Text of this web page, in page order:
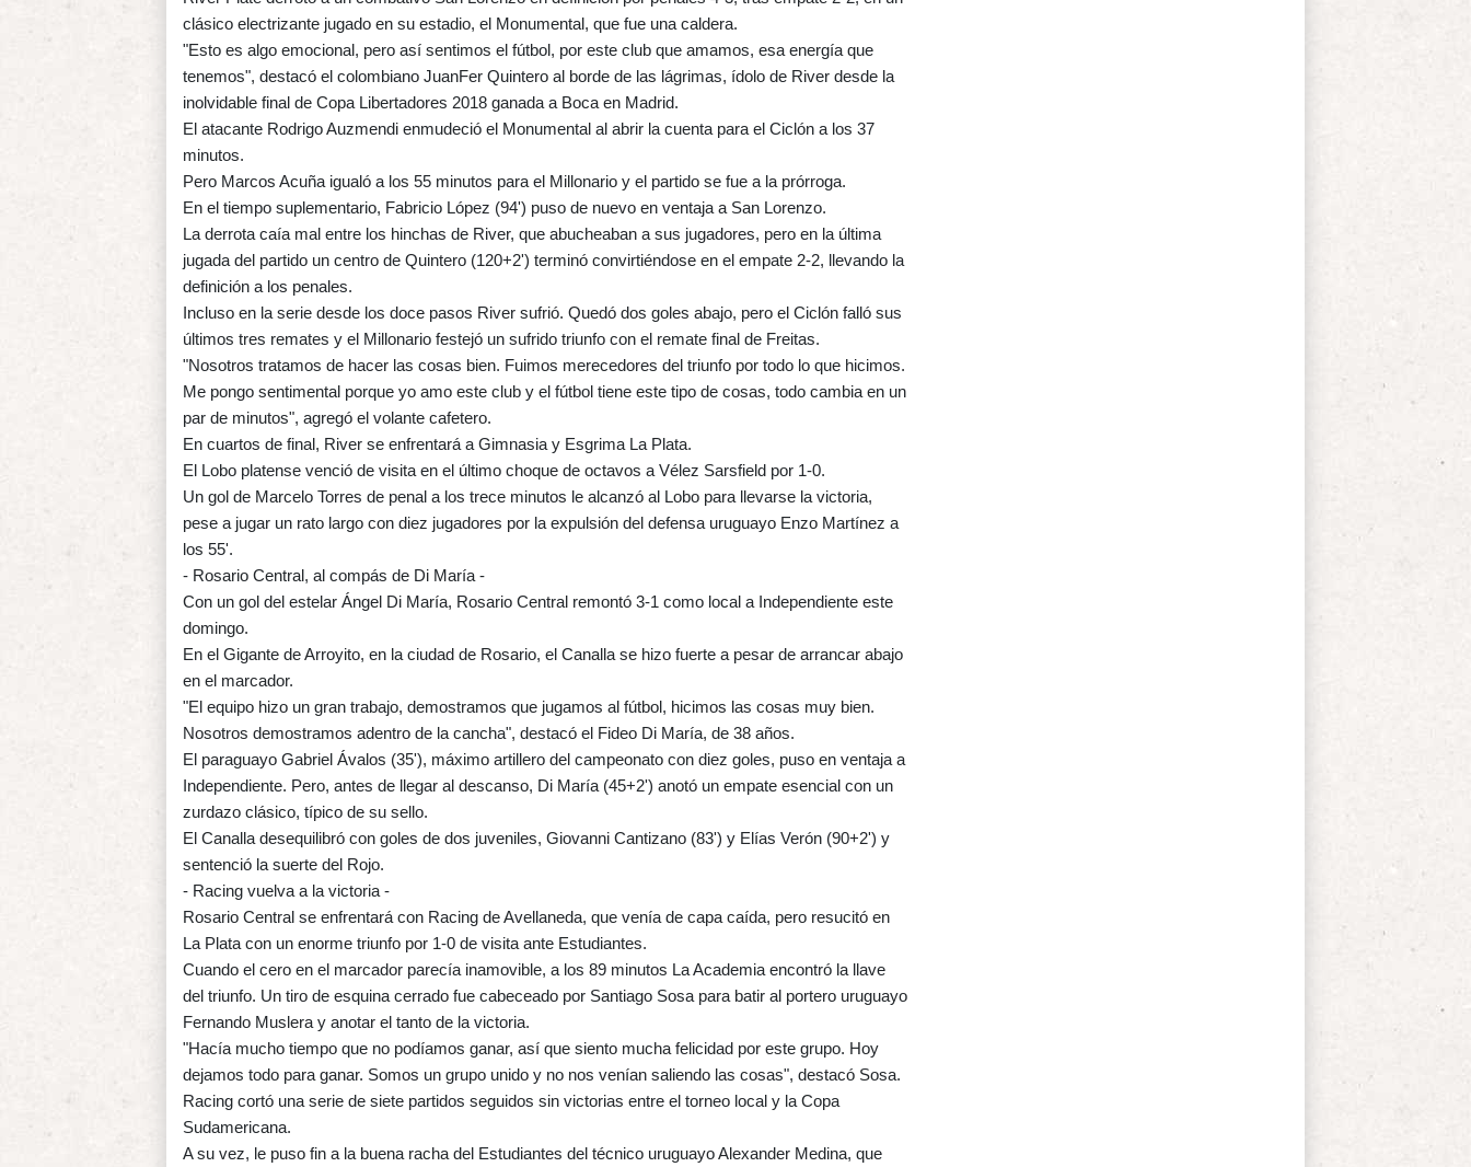
clásico electrizante jugado en su estadio, el Monumental, que fue una caldera.
"Esto es algo emocional, pero así sentimos el fútbol, por este club que amamos, esa energía que
tenemos", destacó el colombiano JuanFer Quintero al borde de las lágrimas, ídolo de River desde la
inolvidable final de Copa Libertadores 2018 ganada a Boca en Madrid.
El atacante Rodrigo Auzmendi enmudeció el Monumental al abrir la cuenta para el Ciclón a los 37
minutos.
Pero Marcos Acuña igualó a los 55 minutos para el Millonario y el partido se fue a la prórroga.
En el tiempo suplementario, Fabricio López (94') puso de nuevo en ventaja a San Lorenzo.
La derrota caía mal entre los hinchas de River, que abucheaban a sus jugadores, pero en la última
jugada del partido un centro de Quintero (120+2') terminó convirtiéndose en el empate 2-2, llevando la
definición a los penales.
Incluso en la serie desde los doce pasos River sufrió. Quedó dos goles abajo, pero el Ciclón falló sus
últimos tres remates y el Millonario festejó un sufrido triunfo con el remate final de Freitas.
"Nosotros tratamos de hacer las cosas bien. Fuimos merecedores del triunfo por todo lo que hicimos.
Me pongo sentimental porque yo amo este club y el fútbol tiene este tipo de cosas, todo cambia en un
par de minutos", agregó el volante cafetero.
En cuartos de final, River se enfrentará a Gimnasia y Esgrima La Plata.
El Lobo platense venció de visita en el último choque de octavos a Vélez Sarsfield por 1-0.
Un gol de Marcelo Torres de penal a los trece minutos le alcanzó al Lobo para llevarse la victoria,
pese a jugar un rato largo con diez jugadores por la expulsión del defensa uruguayo Enzo Martínez a
los 55'.
- Rosario Central, al compás de Di María -
Con un gol del estelar Ángel Di María, Rosario Central remontó 3-1 como local a Independiente este
domingo.
En el Gigante de Arroyito, en la ciudad de Rosario, el Canalla se hizo fuerte a pesar de arrancar abajo
en el marcador.
"El equipo hizo un gran trabajo, demostramos que jugamos al fútbol, hicimos las cosas muy bien.
Nosotros demostramos adentro de la cancha", destacó el Fideo Di María, de 38 años.
El paraguayo Gabriel Ávalos (35'), máximo artillero del campeonato con diez goles, puso en ventaja a
Independiente. Pero, antes de llegar al descanso, Di María (45+2') anotó un empate esencial con un
zurdazo clásico, típico de su sello.
El Canalla desequilibró con goles de dos juveniles, Giovanni Cantizano (83') y Elías Verón (90+2') y
sentenció la suerte del Rojo.
- Racing vuelva a la victoria -
Rosario Central se enfrentará con Racing de Avellaneda, que venía de capa caída, pero resucitó en
La Plata con un enorme triunfo por 1-0 de visita ante Estudiantes.
Cuando el cero en el marcador parecía inamovible, a los 89 minutos La Academia encontró la llave
del triunfo. Un tiro de esquina cerrado fue cabeceado por Santiago Sosa para batir al portero uruguayo
Fernando Muslera y anotar el tanto de la victoria.
"Hacía mucho tiempo que no podíamos ganar, así que siento mucha felicidad por este grupo. Hoy
dejamos todo para ganar. Somos un grupo unido y no nos venían saliendo las cosas", destacó Sosa.
Racing cortó una serie de siete partidos seguidos sin victorias entre el torneo local y la Copa
Sudamericana.
A su vez, le puso fin a la buena racha del Estudiantes del técnico uruguayo Alexander Medina, que